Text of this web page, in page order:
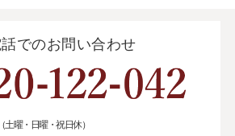
でのお問い合わせ
土曜・日曜・祝日休）